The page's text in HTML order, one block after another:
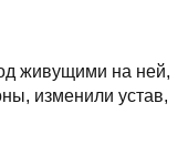
живущими на ней,
изменили устав,